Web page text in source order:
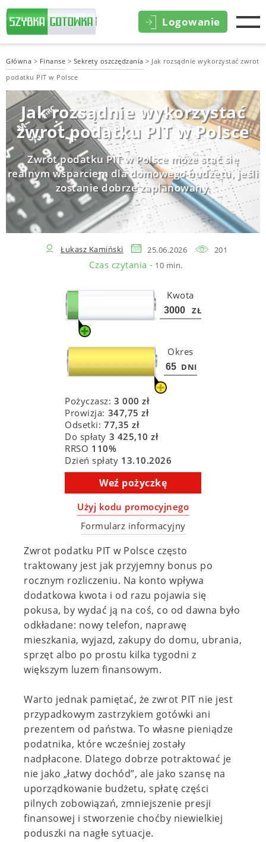
Logowanie
Główna > Finanse > Sekrety oszczędzania > Jak rozsądnie wykorzystać zwrot
podatku PIT w Polsce
Jak rozsądnie wykorzystać
zwrot podatku PIT w Polsce
Zwrot podatku PIT w Polsce może stać się
realnym wsparciem dla domowego budżetu, jeśli
zostanie dobrze zaplanowany.
Łukasz Kamiński 25.06.2026 201
Czas czytania - 10 min.
Zwrot podatku PIT w Polsce często
traktowany jest jak przyjemny bonus po
rocznym rozliczeniu. Na konto wpływa
dodatkowa kwota i od razu pojawia się
pokusa, by wydać ją na coś, co od dawna było
odkładane: nowy telefon, naprawę
mieszkania, wyjazd, zakupy do domu, ubrania,
sprzęt albo po prostu kilka tygodni z
większym luzem finansowym.
Warto jednak pamiętać, że zwrot PIT nie jest
przypadkowym zastrzykiem gotówki ani
prezentem od państwa. To własne pieniądze
podatnika, które wcześniej zostały
nadpłacone. Dlatego dobrze potraktować je
nie jako „łatwy dochód”, ale jako szansę na
uporządkowanie budżetu, spłatę części
pilnych zobowiązań, zmniejszenie presji
finansowej i stworzenie choćby niewielkiej
poduszki na nagłe sytuacje.
Kwota
ZŁ
Okres
DNI
Pożyczasz: 3 000 zł
Prowizja: 347,75 zł
Odsetki: 77,35 zł
Do spłaty 3 425,10 zł
RRSO 110%
Dzień spłaty 13.10.2026
Weź pożyczkę
Użyj kodu promocyjnego
Formularz informacyjny